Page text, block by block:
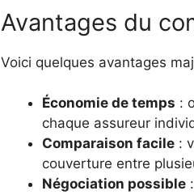
Avantages du
Voici quelques avantages
Économie de temps :
chaque assureur
Comparaison facile :
couverture entre
Négociation possible